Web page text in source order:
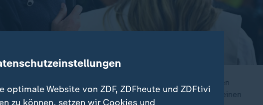
Bundestrainer Nagelsmann über den Schiedsrichter. Einen
sei "keiner, der wegläuft". Die ZDF-Experten bewerten seinen
optimale Website von ZDF, ZDFheute und ZDFtivi
zu können, setzen wir Cookies und